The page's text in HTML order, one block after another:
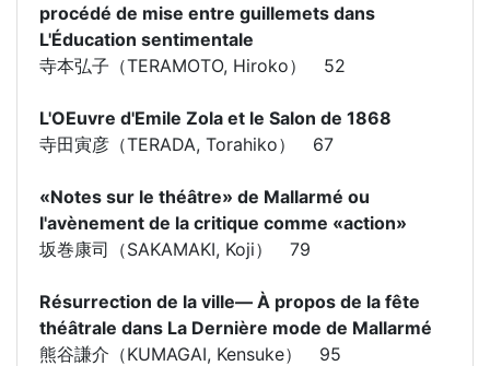
procédé de mise entre guillemets dans
L'Éducation sentimentale
寺本弘子（TERAMOTO, Hiroko） 52
L'OEuvre d'Emile Zola et le Salon de 1868
寺田寅彦（TERADA, Torahiko） 67
«Notes sur le théâtre» de Mallarmé ou
l'avènement de la critique comme «action»
坂巻康司（SAKAMAKI, Koji） 79
Résurrection de la ville― À propos de la fête
théâtrale dans La Dernière mode de Mallarmé
熊谷謙介（KUMAGAI, Kensuke） 95